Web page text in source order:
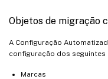
Objetos de migração
A Configuração
configuração dos seguintes
Marcas